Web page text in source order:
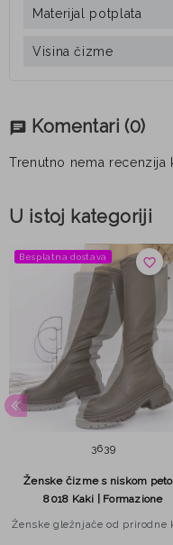
Materijal potplata
Visina čizme
chat Komentari (0)
Trenutno nema recenzija
U istoj kategoriji
favorite_border
Besplatna dostava
3639
Ženske čizme s niskom
8018 Kaki | Formazione
Ženske gležnjače od prirodne